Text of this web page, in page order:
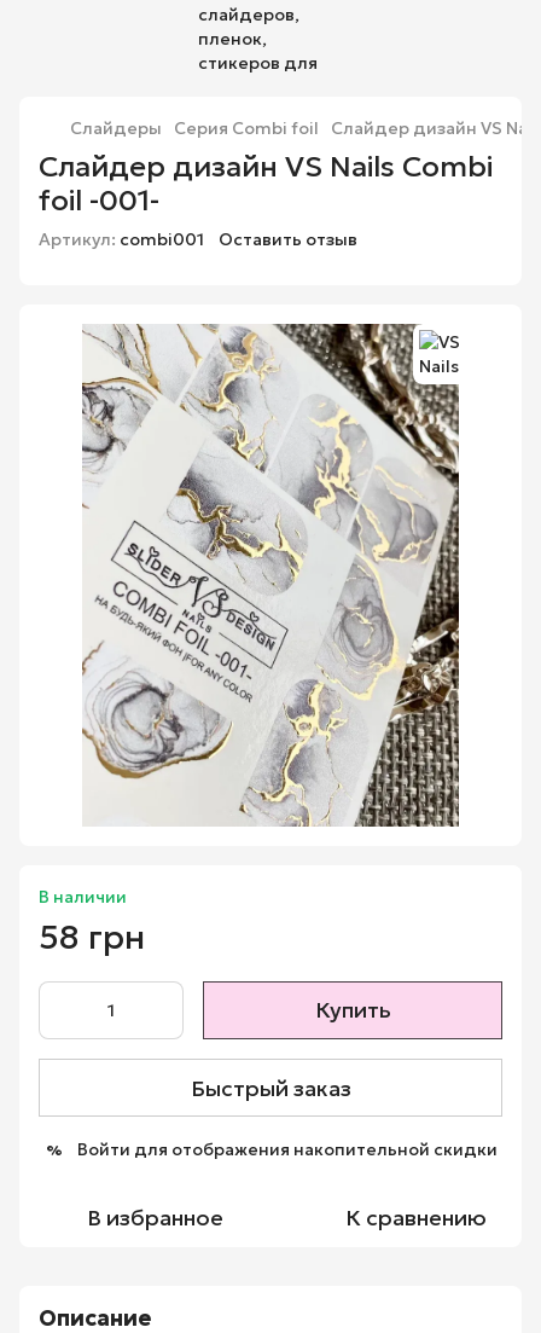
Слайдеры Серия Combi foil Слайдер дизайн VS
Слайдер дизайн VS Nails Combi
foil -001-
Артикул: combi001 Оставить отзыв
В наличии
58 грн
Купить
Быстрый заказ
% Войти для отображения накопительной скидки
В избранное К сравнению
Описание